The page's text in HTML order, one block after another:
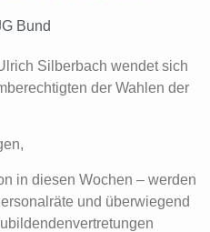
Bund
Silberbach wendet sich
der Wahlen der
in diesen Wochen – werden
und überwiegend